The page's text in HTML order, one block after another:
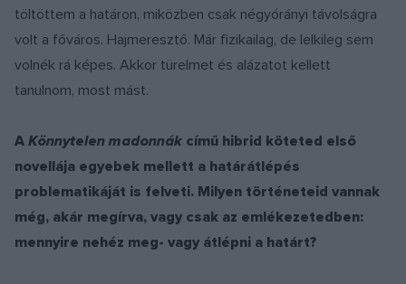
töltöttem a határon, miközben csak négyórányi távolságra
volt a főváros. Hajmeresztő. Már fizikailag, de lelkileg sem
volnék rá képes. Akkor türelmet és alázatot kellett
tanulnom, most mást.
A Könnytelen madonnák című hibrid köteted első
novellája egyebek mellett a határátlépés
problematikáját is felveti. Milyen történeteid vannak
még, akár megírva, vagy csak az emlékezetedben:
mennyire nehéz meg- vagy átlépni a határt?